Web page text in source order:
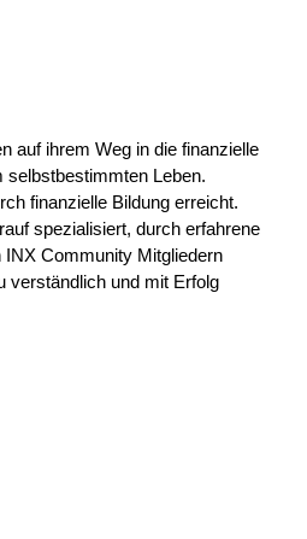
auf ihrem Weg in die finanzielle
selbstbestimmten Leben.
finanzielle Bildung erreicht.
spezialisiert, durch erfahrene
Community Mitgliedern
verständlich und mit Erfolg